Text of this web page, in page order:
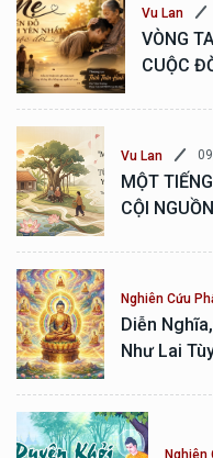
Vu Lan
VÒNG
CUỘC
Vu Lan
MỘT
CỘI
Nghiên Cứu
Diễn
Như Lai
Nghiên